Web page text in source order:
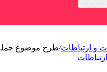
و ارتباطات/طرح موضوع